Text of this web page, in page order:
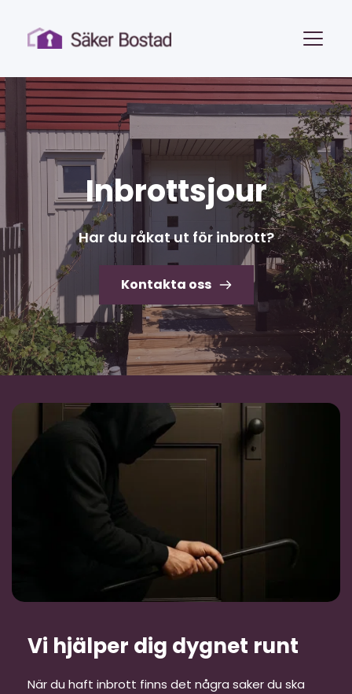
Inbrottsjour
Har du råkat ut för inbrott?
Kontakta oss
Vi hjälper dig dygnet runt
När du haft inbrott finns det några saker du ska